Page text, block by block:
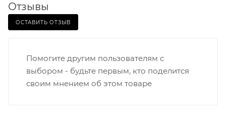
Отзывы
ОСТАВИТЬ ОТЗЫВ
Помогите другим пользователям с
выбором - будьте первым, кто поделится
своим мнением об этом товаре